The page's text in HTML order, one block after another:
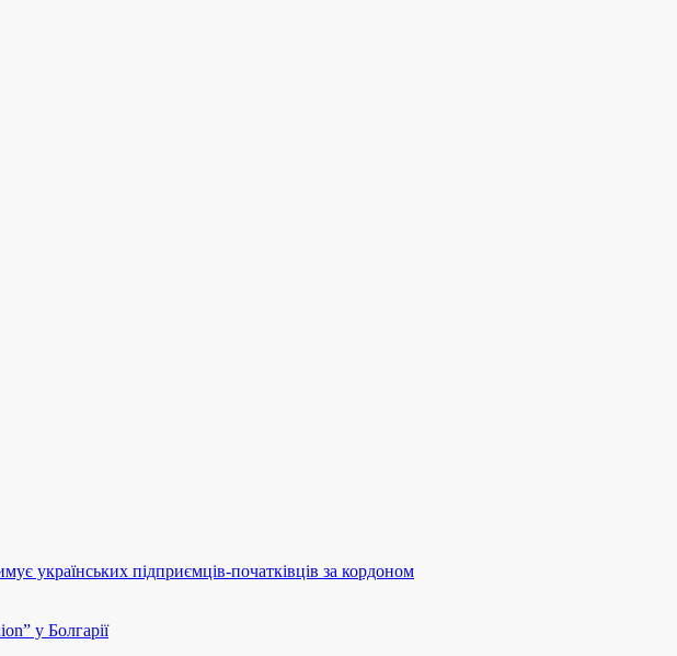
українських підприємців-початківців за кордоном
у Болгарії